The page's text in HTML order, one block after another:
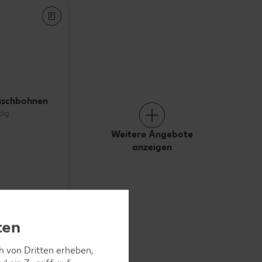
Weitere Angebote
anzeigen
von Dritten erheben,